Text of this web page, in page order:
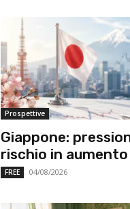
Prospettive
Giappone:
rischio in aumento
FREE 04/08/2026